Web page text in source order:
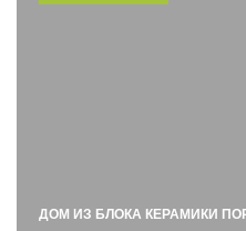
ДОМ ИЗ БЛОКА КЕРАМИКИ